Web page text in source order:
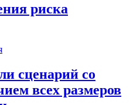
риска
сценарий со
всех размеров